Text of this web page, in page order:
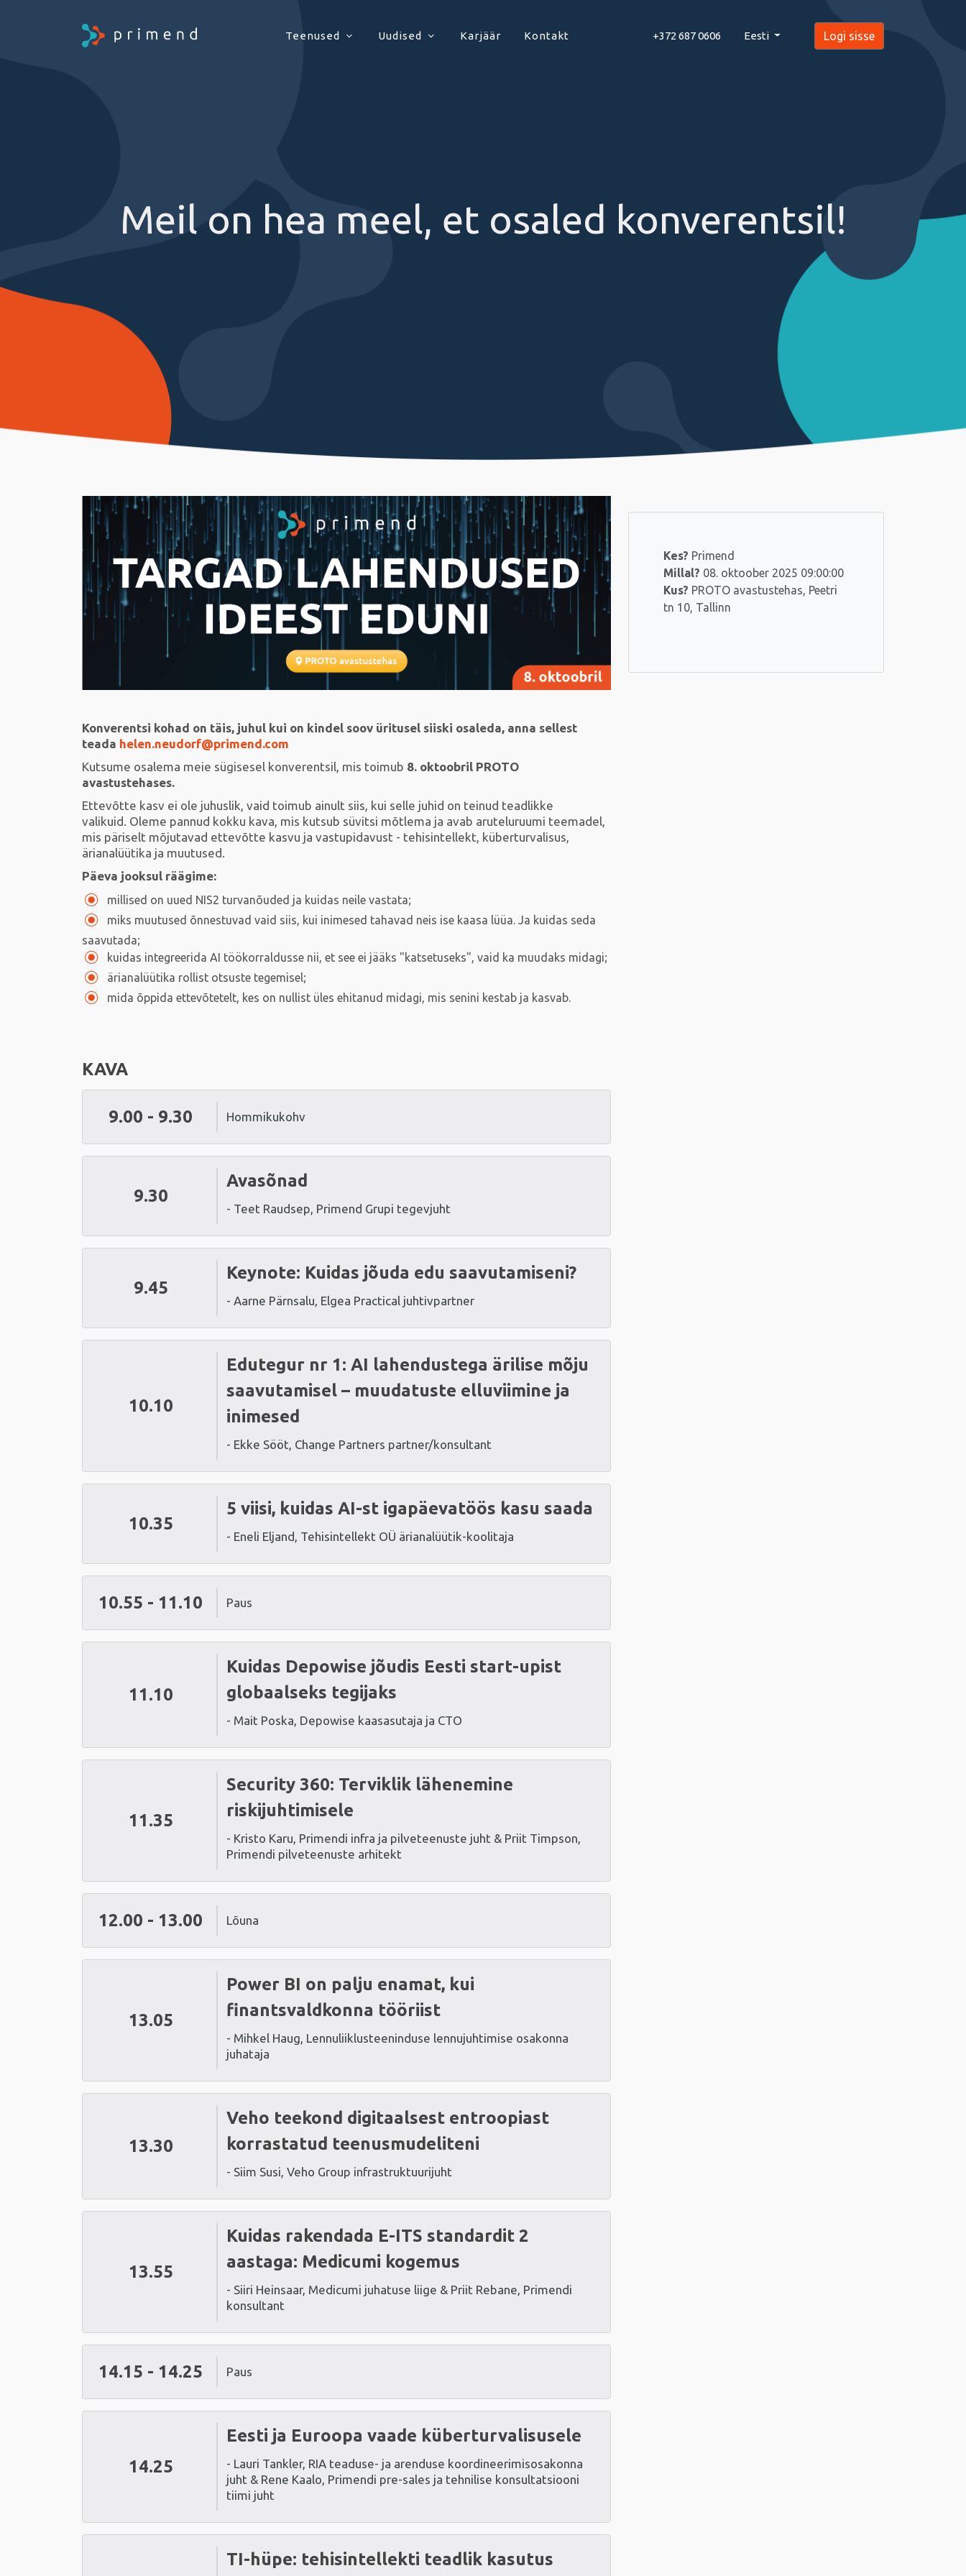
Teenused Uudised Karjäär Kontakt +372 687 0606 Eesti Logi sisse
Meil on hea meel, et osaled konverentsil!
Kes? Primend
Millal? 08. oktoober 2025 09:00:00
Kus? PROTO avastustehas, Peetri
tn 10, Tallinn
Konverentsi kohad on täis, juhul kui on kindel soov üritusel siiski osaleda, anna sellest
teada helen.neudorf@primend.com
Kutsume osalema meie sügisesel konverentsil, mis toimub 8. oktoobril PROTO
avastustehases.
Ettevõtte kasv ei ole juhuslik, vaid toimub ainult siis, kui selle juhid on teinud teadlikke
valikuid. Oleme pannud kokku kava, mis kutsub süvitsi mõtlema ja avab aruteluruumi teemadel,
mis päriselt mõjutavad ettevõtte kasvu ja vastupidavust - tehisintellekt, küberturvalisus,
ärianalüütika ja muutused.
Päeva jooksul räägime:
millised on uued NIS2 turvanõuded ja kuidas neile vastata;
miks muutused õnnestuvad vaid siis, kui inimesed tahavad neis ise kaasa lüüa. Ja kuidas seda
saavutada;
kuidas integreerida AI töökorraldusse nii, et see ei jääks "katsetuseks", vaid ka muudaks midagi;
ärianalüütika rollist otsuste tegemisel;
mida õppida ettevõtetelt, kes on nullist üles ehitanud midagi, mis senini kestab ja kasvab.
KAVA
9.00 - 9.30 Hommikukohv
9.30
Avasõnad
- Teet Raudsep, Primend Grupi tegevjuht
9.45
Keynote: Kuidas jõuda edu saavutamiseni?
- Aarne Pärnsalu, Elgea Practical juhtivpartner
10.10
Edutegur nr 1: AI lahendustega ärilise mõju
saavutamisel – muudatuste elluviimine ja
inimesed
- Ekke Sööt, Change Partners partner/konsultant
10.35
5 viisi, kuidas AI-st igapäevatöös kasu saada
- Eneli Eljand, Tehisintellekt OÜ ärianalüütik-koolitaja
10.55 - 11.10 Paus
11.10
Kuidas Depowise jõudis Eesti start-upist
globaalseks tegijaks
- Mait Poska, Depowise kaasasutaja ja CTO
11.35
Security 360: Terviklik lähenemine
riskijuhtimisele
- Kristo Karu, Primendi infra ja pilveteenuste juht & Priit Timpson,
Primendi pilveteenuste arhitekt
12.00 - 13.00 Lõuna
13.05
Power BI on palju enamat, kui
finantsvaldkonna tööriist
- Mihkel Haug, Lennuliiklusteeninduse lennujuhtimise osakonna
juhataja
13.30
Veho teekond digitaalsest entroopiast
korrastatud teenusmudeliteni
- Siim Susi, Veho Group infrastruktuurijuht
13.55
Kuidas rakendada E-ITS standardit 2
aastaga: Medicumi kogemus
- Siiri Heinsaar, Medicumi juhatuse liige & Priit Rebane, Primendi
konsultant
14.15 - 14.25 Paus
14.25
Eesti ja Euroopa vaade küberturvalisusele
- Lauri Tankler, RIA teaduse- ja arenduse koordineerimisosakonna
juht & Rene Kaalo, Primendi pre-sales ja tehnilise konsultatsiooni
tiimi juht
TI-hüpe: tehisintellekti teadlik kasutus